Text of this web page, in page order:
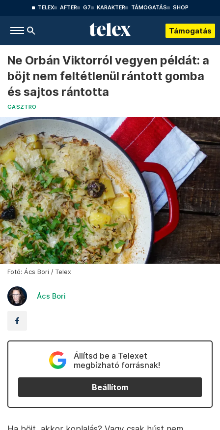
TELEX AFTER G7 KARAKTER TÁMOGATÁS SHOP
Támogatás
Ne Orbán Viktorról vegyen példát: a
böjt nem feltétlenül rántott gomba
és sajtos rántotta
GASZTRO
Fotó: Ács Bori / Telex
Ács Bori
Állítsd be a Telexet
megbízható forrásnak!
Beállítom